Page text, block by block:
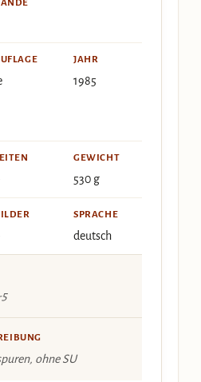
JAHR
1985
GEWICHT
530 g
SPRACHE
deutsch
ohne SU